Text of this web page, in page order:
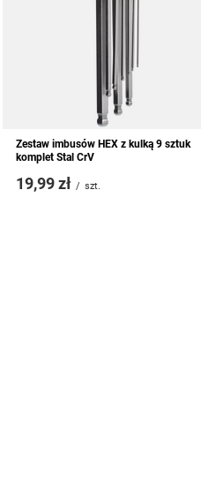
Zestaw imbusów HEX z kulką 9 sztuk
komplet Stal CrV
19,99 zł / szt.